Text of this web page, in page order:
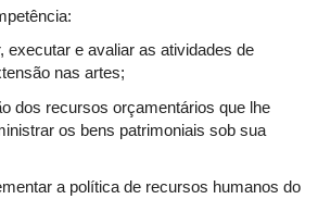
executar e avaliar as atividades de
nas artes;
dos recursos orçamentários que lhe
os bens patrimoniais sob sua
a política de recursos humanos do